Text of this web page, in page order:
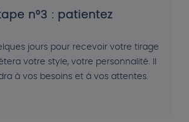
n°3 : patientez
jours pour recevoir votre tirage
votre style, votre personnalité. Il
à vos besoins et à vos attentes.